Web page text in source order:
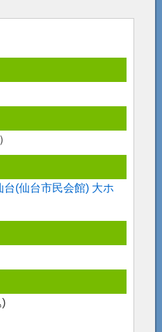
台(仙台市民会館) 大ホ
)